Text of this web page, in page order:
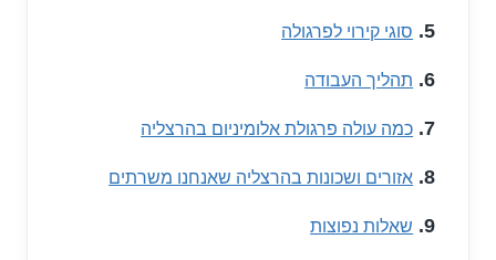
סוגי קירוי לפרגולה
תהליך העבודה
כמה עולה פרגולת אלומיניום בהרצליה
אזורים ושכונות בהרצליה שאנחנו משרתים
שאלות נפוצות